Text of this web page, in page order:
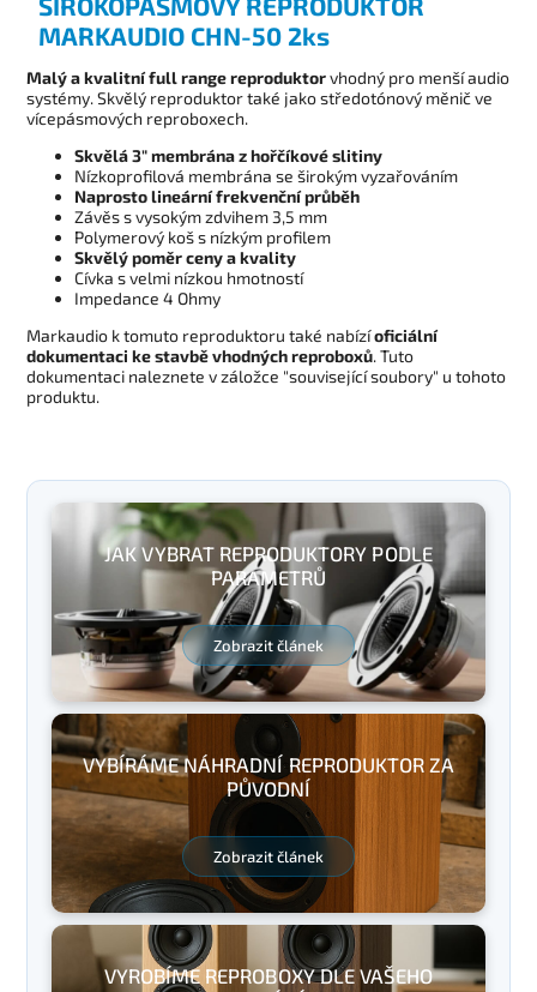
MARKAUDIO CHN-50 2ks
Malý a kvalitní full range reproduktorvhodný pro menší audio
systémy. Skvělý reproduktor také jako středotónový měnič ve
vícepásmových reproboxech.
Skvělá 3" membrána z hořčíkové slitiny
Nízkoprofilová membrána se širokým vyzařováním
Naprosto lineární frekvenční průběh
Závěs s vysokým zdvihem 3,5 mm
Polymerový koš s nízkým profilem
Skvělý poměr ceny a kvality
Cívka s velmi nízkou hmotností
Impedance 4 Ohmy
Markaudio k tomuto reproduktoru také nabízíoficiální
dokumentaci ke stavbě vhodných reproboxů. Tuto
dokumentaci naleznete v záložce "související soubory" u tohoto
produktu.
JAK VYBRAT REPRODUKTORY PODLE
PARAMETRŮ
Zobrazit článek
VYBÍRÁME NÁHRADNÍ REPRODUKTOR ZA
PŮVODNÍ
Zobrazit článek
VYROBÍME REPROBOXY DLE VAŠEHO